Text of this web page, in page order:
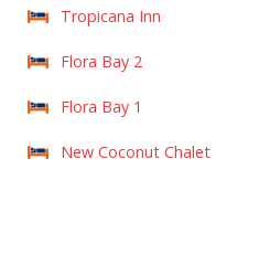
Tropicana Inn
Flora Bay 2
Flora Bay 1
New Coconut Chalet